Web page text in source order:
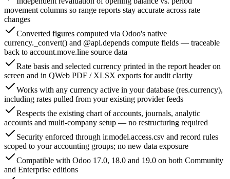
movement columns so range reports stay accurate across rate
changes
Converted figures computed via Odoo's native
currency._convert() and @api.depends compute fields — traceable
back to account.move.line source data
Rate basis and selected currency printed in the report header on
screen and in QWeb PDF / XLSX exports for audit clarity
Works with any currency active in your database (res.currency),
including rates pulled from your existing provider feeds
Respects the existing chart of accounts, journals, analytic
accounts and multi-company setup — no restructuring required
Security enforced through ir.model.access.csv and record rules
scoped to your accounting groups; no new data exposure
Compatible with Odoo 17.0, 18.0 and 19.0 on both Community
and Enterprise editions